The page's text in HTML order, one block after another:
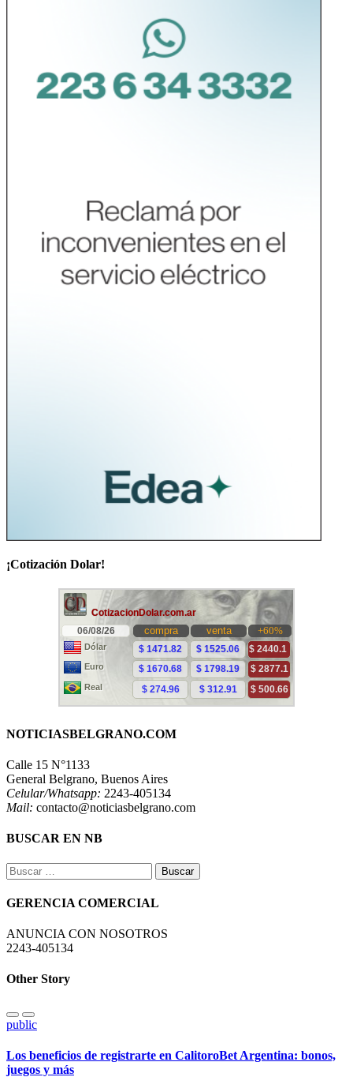
¡Cotización Dolar!
NOTICIASBELGRANO.COM
Calle 15 N°1133
General Belgrano, Buenos Aires
Celular/Whatsapp: 2243-405134
Mail: contacto@noticiasbelgrano.com
BUSCAR EN NB
Buscar:
GERENCIA COMERCIAL
ANUNCIA CON NOSOTROS
2243-405134
Other Story
public
Los beneficios de registrarte en CalitoroBet Argentina: bonos,
juegos y más